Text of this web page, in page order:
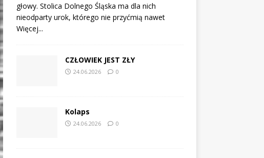
głowy. Stolica Dolnego Śląska ma dla nich
nieodparty urok, którego nie przyćmią nawet
Więcej...
CZŁOWIEK JEST ZŁY
24.06.2026 0
Kolaps
24.06.2026 0